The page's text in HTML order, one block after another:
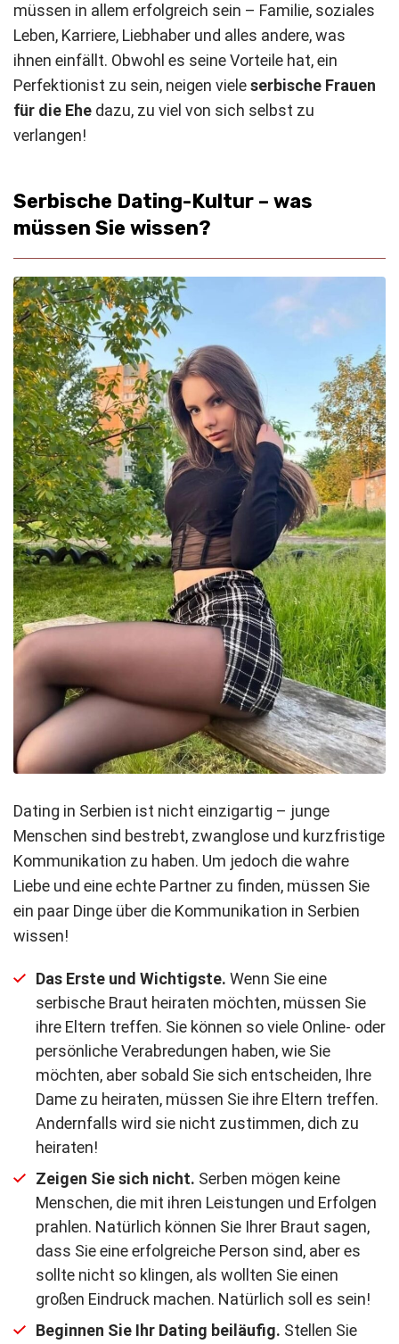
müssen in allem erfolgreich sein – Familie, soziales
Leben, Karriere, Liebhaber und alles andere, was
ihnen einfällt. Obwohl es seine Vorteile hat, ein
Perfektionist zu sein, neigen vieleserbische Frauen
für die Ehe dazu, zu viel von sich selbst zu
verlangen!
Serbische Dating-Kultur – was
müssen Sie wissen?
Dating in Serbien ist nicht einzigartig – junge
Menschen sind bestrebt, zwanglose und kurzfristige
Kommunikation zu haben. Um jedoch die wahre
Liebe und eine echte Partner zu finden, müssen Sie
ein paar Dinge über die Kommunikation in Serbien
wissen!
Das Erste und Wichtigste. Wenn Sie eine
serbische Braut heiraten möchten, müssen Sie
ihre Eltern treffen. Sie können so viele Online- oder
persönliche Verabredungen haben, wie Sie
möchten, aber sobald Sie sich entscheiden, Ihre
Dame zu heiraten, müssen Sie ihre Eltern treffen.
Andernfalls wird sie nicht zustimmen, dich zu
heiraten!
Zeigen Sie sich nicht. Serben mögen keine
Menschen, die mit ihren Leistungen und Erfolgen
prahlen. Natürlich können Sie Ihrer Braut sagen,
dass Sie eine erfolgreiche Person sind, aber es
sollte nicht so klingen, als wollten Sie einen
großen Eindruck machen. Natürlich soll es sein!
Beginnen Sie Ihr Dating beiläufig. Stellen Sie